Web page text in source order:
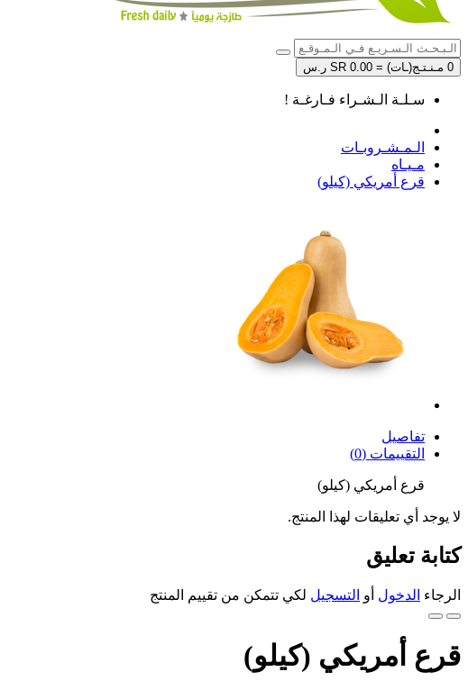
0 مـنـتـج(ـات) = SR 0.00 ر.س
سـلـة الـشـراء فـارغـة !
الـمـشـروبـات
مـيـاه
قرع أمريكي (كيلو)
تفاصيل
التقييمات (0)
قرع أمريكي (كيلو)
لا يوجد أي تعليقات لهذا المنتج.
كتابة تعليق
الرجاء الدخول أو التسجيل لكي تتمكن من تقييم المنتج
قرع أمريكي (كيلو)